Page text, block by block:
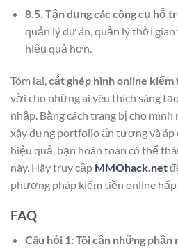
8.5. Tận dụng các công cụ hỗ
quản lý dự án, quản lý thời gian
hiệu quả hơn.
Tóm lại, cắt ghép hình online kiếm
vời cho những ai yêu thích sáng
nhập. Bằng cách trang bị cho
xây dựng portfolio ấn tượng và
hiệu quả, bạn hoàn toàn có thể
này. Hãy truy cập MMOhack.net
phương pháp kiếm tiền online hấp
FAQ
Câu hỏi 1: Tôi cần những phần